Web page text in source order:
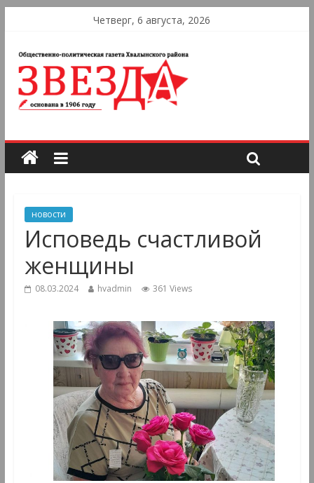
Четверг, 6 августа, 2026
новости
Исповедь счастливой
женщины
08.03.2024 hvadmin 361 Views